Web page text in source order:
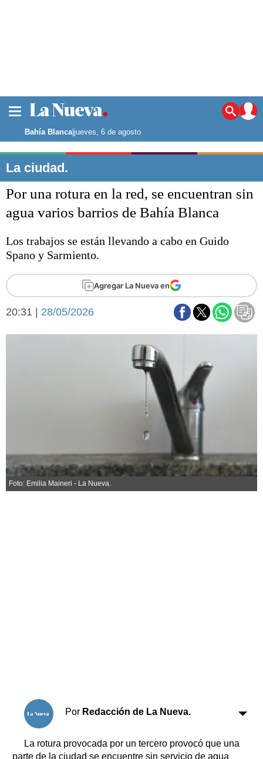
Noticias
La ciudad
Punta Alta
El mundo
Seguridad
Deportes
Escenario Olímpico
Fútbol
Cines
Economía y finanzas
Con el campo
Espacio empresas
Sociedad
Tecnología
Turismo
El tiempo
Bahía Blanca|jueves, 6 de agosto
La ciudad.
Por una rotura en la red, se encuentran sin
agua varios barrios de Bahía Blanca
Los trabajos se están llevando a cabo en Guido
Spano y Sarmiento.
Agregar La Nueva en
20:31 | 28/05/2026
Foto: Emilia Maineri - La Nueva.
Por Redacción de La Nueva.
La rotura provocada por un tercero provocó que una
parte de la ciudad se encuentre sin servicio de agua